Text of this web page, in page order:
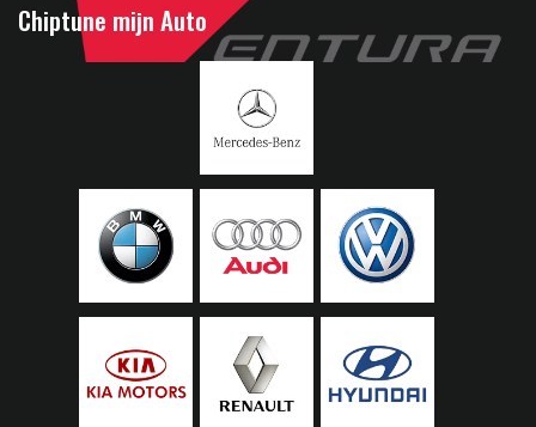
Chiptune mijn Auto